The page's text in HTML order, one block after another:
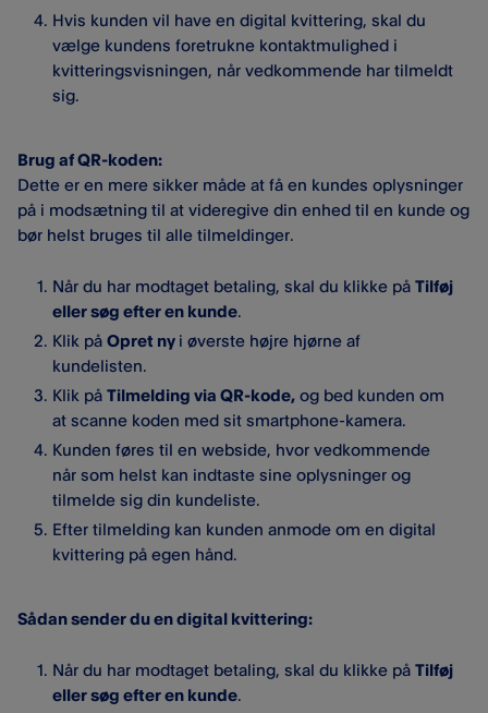
Hvis kunden vil have en digital kvittering, skal du
vælge kundens foretrukne kontaktmulighed i
kvitteringsvisningen, når vedkommende har tilmeldt
sig.
Brug af QR-koden:
Dette er en mere sikker måde at få en kundes oplysninger
på i modsætning til at videregive din enhed til en kunde og
bør helst bruges til alle tilmeldinger.
Når du har modtaget betaling, skal du klikke på Tilføj
eller søg efter en kunde.
Klik på Opret ny i øverste højre hjørne af
kundelisten.
Klik på Tilmelding via QR-kode, og bed kunden om
at scanne koden med sit smartphone-kamera.
Kunden føres til en webside, hvor vedkommende
når som helst kan indtaste sine oplysninger og
tilmelde sig din kundeliste.
Efter tilmelding kan kunden anmode om en digital
kvittering på egen hånd.
Sådan sender du en digital kvittering:
Når du har modtaget betaling, skal du klikke på Tilføj
eller søg efter en kunde.